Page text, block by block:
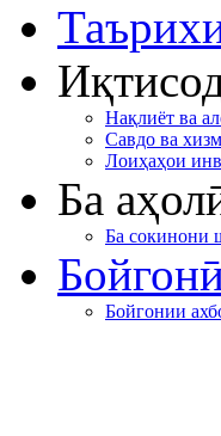
Нақлиёт ва
Савдо ва
Лоиҳаҳои
Ба
Ба сокинони
Бойгонии